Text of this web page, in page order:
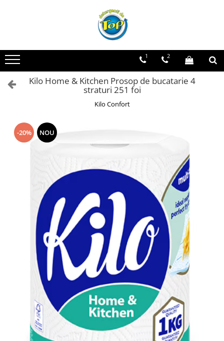
Ingrijire Casa
Detergenti Rufe
Detergenti Pudra
Detergenti Curatenie Casa
Sano Detergent Pardoseli
Produse Pentru Bucatarie
Detergenti Curatenie Casa
Detergent Pardoseli
Detergent Geamuri
Detergent Mobila
Detergenti De Haine
Detergent Capsule
Detergent Pentru Pete
Detergent Ariel
Balsam De Rufe
Semana Balsam Rufe
Sano Maxima Balsam
1 2
Kilo Home & Kitchen Prosop de bucatarie 4
straturi 251 foi
Kilo Confort
-20% NOU